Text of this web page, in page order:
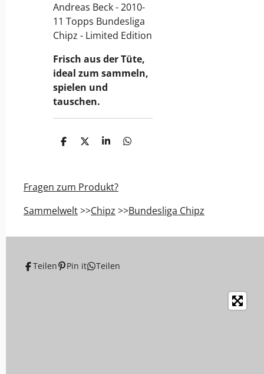
Andreas Beck - 2010-
11 Topps Bundesliga
Chipz - Limited Edition
Frisch aus der Tüte,
ideal zum sammeln,
spielen und
tauschen.
T
n
T
n
T
e
n
T
Fragen zum Produkt?
Sammelwelt>>Chipz >>Bundesliga Chipz
Teilen Pin it Teilen